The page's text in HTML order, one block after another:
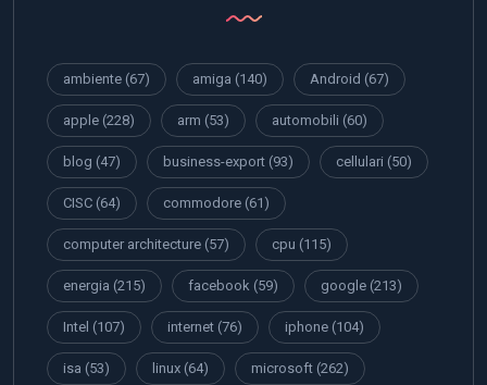
ambiente (67) amiga (140) Android (67)
apple (228) arm (53) automobili (60)
blog (47) business-export (93) cellulari (50)
CISC (64) commodore (61)
computer architecture (57) cpu (115)
energia (215) facebook (59) google (213)
Intel (107) internet (76) iphone (104)
isa (53) linux (64) microsoft (262)